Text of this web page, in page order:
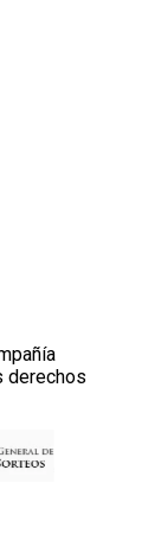
derechos